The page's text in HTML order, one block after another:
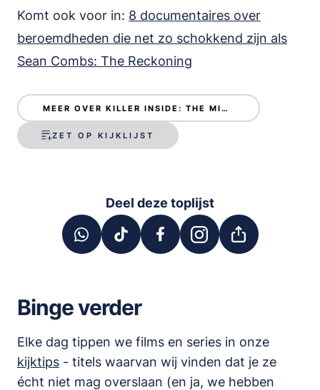
Komt ook voor in: 8 documentaires over
beroemdheden die net zo schokkend zijn als
Sean Combs: The Reckoning
MEER OVER KILLER INSIDE: THE MIND OF AARON HERNANDEZ
ZET OP KIJKLIJST
Deel deze toplijst
Binge verder
Elke dag tippen we films en series in onze
kijktips - titels waarvan wij vinden dat je ze
écht niet mag overslaan (en ja, we hebben